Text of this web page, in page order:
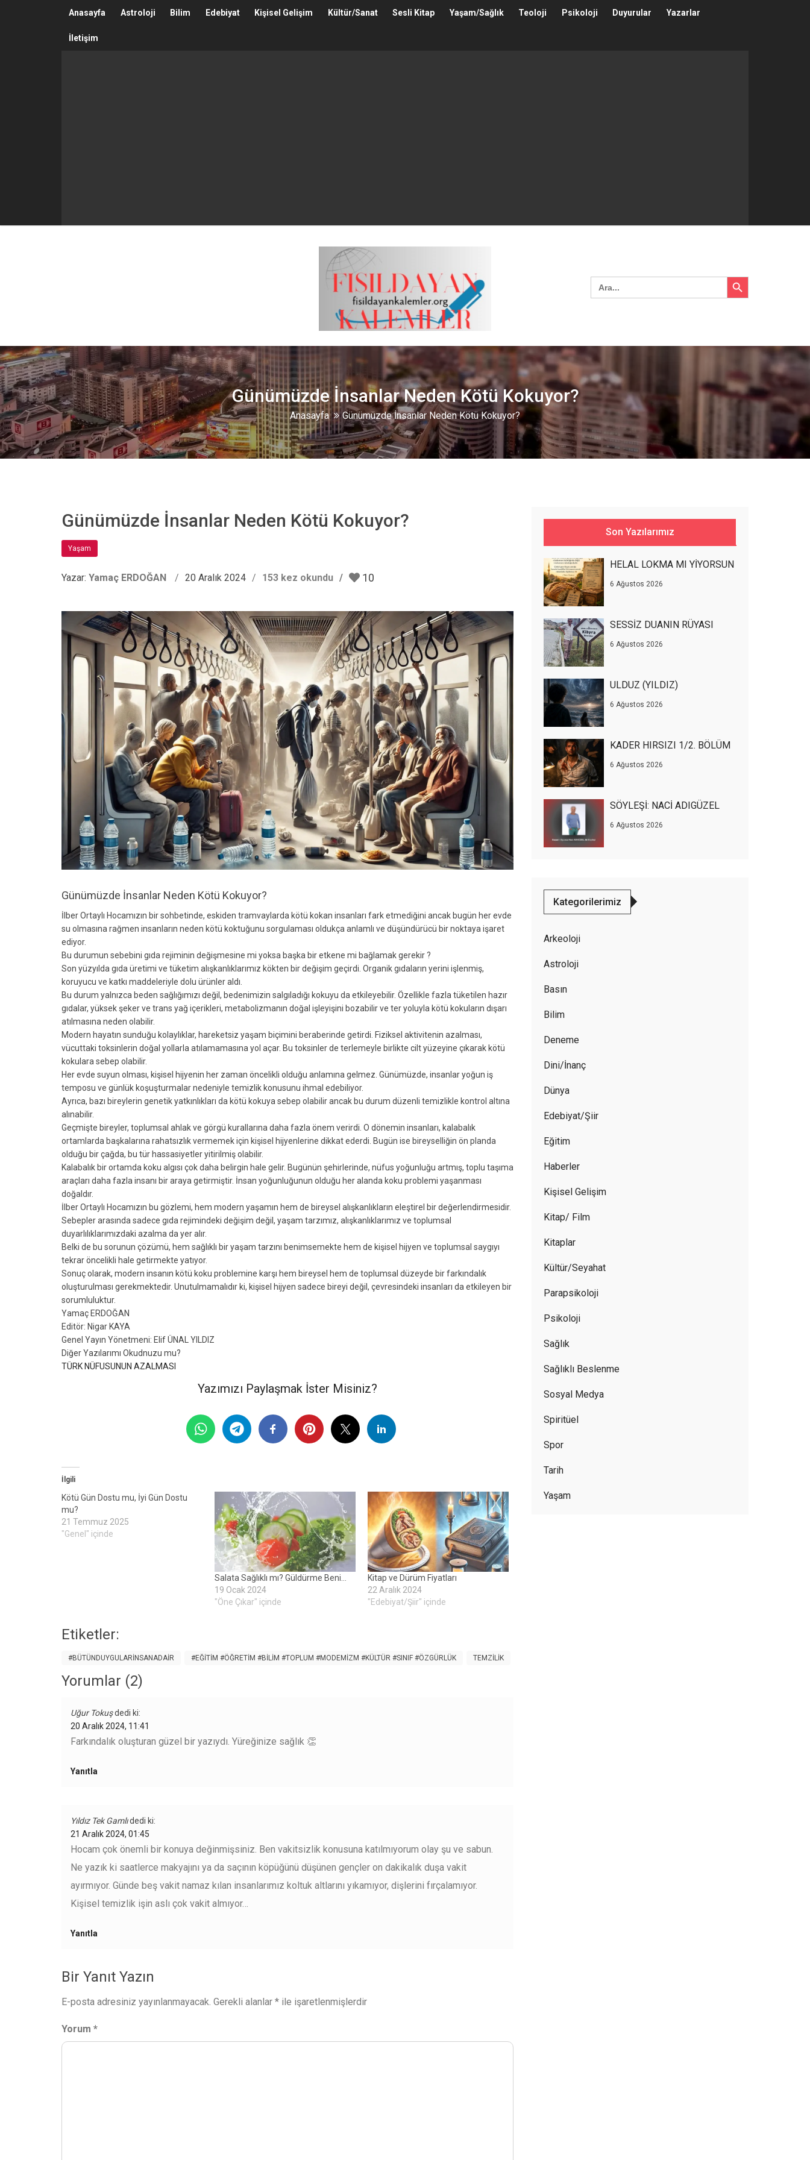
Anasayfa Astroloji Bilim Edebiyat Kişisel Gelişim Kültür/Sanat Sesli Kitap Yaşam/Sağlık Teoloji Psikoloji Duyurular Yazarlar
İletişim
Search
for:
Search Button
Günümüzde İnsanlar Neden Kötü Kokuyor?
Anasayfa Günümüzde İnsanlar Neden Kötü Kokuyor?
Günümüzde İnsanlar Neden Kötü Kokuyor?
Yaşam
Yazar: Yamaç ERDOĞAN 20 Aralık 2024 153 kez okundu 10
Günümüzde İnsanlar Neden Kötü Kokuyor?
İlber Ortaylı Hocamızın bir sohbetinde, eskiden tramvaylarda kötü kokan insanları fark etmediğini ancak bugün her evde
su olmasına rağmen insanların neden kötü koktuğunu sorgulaması oldukça anlamlı ve düşündürücü bir noktaya işaret
ediyor.
Bu durumun sebebini gıda rejiminin değişmesine mi yoksa başka bir etkene mi bağlamak gerekir ?
Son yüzyılda gıda üretimi ve tüketim alışkanlıklarımız kökten bir değişim geçirdi. Organik gıdaların yerini işlenmiş,
koruyucu ve katkı maddeleriyle dolu ürünler aldı.
Bu durum yalnızca beden sağlığımızı değil, bedenimizin salgıladığı kokuyu da etkileyebilir. Özellikle fazla tüketilen hazır
gıdalar, yüksek şeker ve trans yağ içerikleri, metabolizmanın doğal işleyişini bozabilir ve ter yoluyla kötü kokuların dışarı
atılmasına neden olabilir.
Modern hayatın sunduğu kolaylıklar, hareketsiz yaşam biçimini beraberinde getirdi. Fiziksel aktivitenin azalması,
vücuttaki toksinlerin doğal yollarla atılamamasına yol açar. Bu toksinler de terlemeyle birlikte cilt yüzeyine çıkarak kötü
kokulara sebep olabilir.
Her evde suyun olması, kişisel hijyenin her zaman öncelikli olduğu anlamına gelmez. Günümüzde, insanlar yoğun iş
temposu ve günlük koşuşturmalar nedeniyle temizlik konusunu ihmal edebiliyor.
Ayrıca, bazı bireylerin genetik yatkınlıkları da kötü kokuya sebep olabilir ancak bu durum düzenli temizlikle kontrol altına
alınabilir.
Geçmişte bireyler, toplumsal ahlak ve görgü kurallarına daha fazla önem verirdi. O dönemin insanları, kalabalık
ortamlarda başkalarına rahatsızlık vermemek için kişisel hijyenlerine dikkat ederdi. Bugün ise bireyselliğin ön planda
olduğu bir çağda, bu tür hassasiyetler yitirilmiş olabilir.
Kalabalık bir ortamda koku algısı çok daha belirgin hale gelir. Bugünün şehirlerinde, nüfus yoğunluğu artmış, toplu taşıma
araçları daha fazla insanı bir araya getirmiştir. İnsan yoğunluğunun olduğu her alanda koku problemi yaşanması
doğaldır.
İlber Ortaylı Hocamızın bu gözlemi, hem modern yaşamın hem de bireysel alışkanlıkların eleştirel bir değerlendirmesidir.
Sebepler arasında sadece gıda rejimindeki değişim değil, yaşam tarzımız, alışkanlıklarımız ve toplumsal
duyarlılıklarımızdaki azalma da yer alır.
Belki de bu sorunun çözümü, hem sağlıklı bir yaşam tarzını benimsemekte hem de kişisel hijyen ve toplumsal saygıyı
tekrar öncelikli hale getirmekte yatıyor.
Sonuç olarak, modern insanın kötü koku problemine karşı hem bireysel hem de toplumsal düzeyde bir farkındalık
oluşturulması gerekmektedir. Unutulmamalıdır ki, kişisel hijyen sadece bireyi değil, çevresindeki insanları da etkileyen bir
sorumluluktur.
Yamaç ERDOĞAN
Editör: Nigar KAYA
Genel Yayın Yönetmeni: Elif ÜNAL YILDIZ
Diğer Yazılarımı Okudnuzu mu?
TÜRK NÜFUSUNUN AZALMASI
Yazımızı Paylaşmak İster Misiniz?
İlgili
Kötü Gün Dostu mu, İyi Gün Dostu
mu?
21 Temmuz 2025
"Genel" içinde
Salata Sağlıklı mı? Güldürme Beni…
19 Ocak 2024
"Öne Çıkar" içinde
Kitap ve Dürüm Fiyatları
22 Aralık 2024
"Edebiyat/Şiir" içinde
Etiketler:
#BÜTÜNDUYGULARINSANADAIR #EĞITIM #ÖĞRETIM #BILIM #TOPLUM #MODEMIZM #KÜLTÜR #SINIF #ÖZGÜRLÜK TEMZILIK
Yorumlar (2)
Uğur Tokuşdedi ki:
20 Aralık 2024, 11:41
Farkındalık oluşturan güzel bir yazıydı. Yüreğinize sağlık 👏
Yanıtla
Yıldız Tek Gamlıdedi ki:
21 Aralık 2024, 01:45
Hocam çok önemli bir konuya değinmişsiniz. Ben vakitsizlik konusuna katılmıyorum olay şu ve sabun.
Ne yazık ki saatlerce makyajını ya da saçının köpüğünü düşünen gençler on dakikalık duşa vakit
ayırmıyor. Günde beş vakit namaz kılan insanlarımız koltuk altlarını yıkamıyor, dişlerini fırçalamıyor.
Kişisel temizlik işin aslı çok vakit almıyor…
Yanıtla
Bir Yanıt Yazın
E-posta adresiniz yayınlanmayacak. Gerekli alanlar * ile işaretlenmişlerdir
Yorum *
Son Yazılarımız
HELAL LOKMA MI YİYORSUN
6 Ağustos 2026
SESSİZ DUANIN RÜYASI
6 Ağustos 2026
ULDUZ (YILDIZ)
6 Ağustos 2026
KADER HIRSIZI 1/2. BÖLÜM
6 Ağustos 2026
SÖYLEŞİ: NACİ ADIGÜZEL
6 Ağustos 2026
Kategorilerimiz
Arkeoloji
Astroloji
Basın
Bilim
Deneme
Dini/İnanç
Dünya
Edebiyat/Şiir
Eğitim
Haberler
Kişisel Gelişim
Kitap/ Film
Kitaplar
Kültür/Seyahat
Parapsikoloji
Psikoloji
Sağlık
Sağlıklı Beslenme
Sosyal Medya
Spiritüel
Spor
Tarih
Yaşam